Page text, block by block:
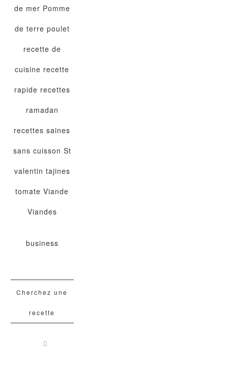
de mer Pomme
de terre poulet
recette de
cuisine recette
rapide recettes
ramadan
recettes saines
sans cuisson St
valentin tajines
tomate Viande
Viandes
business
Cherchez une
recette